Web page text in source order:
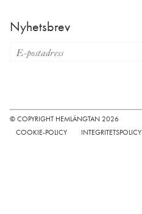
Nyhetsbrev
© COPYRIGHT HEMLÄNGTAN 2026
COOKIE-POLICY
INTEGRITETSPOLICY